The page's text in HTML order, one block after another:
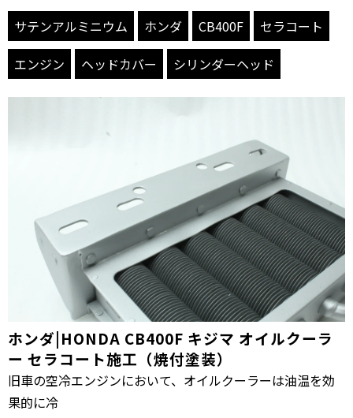
サテンアルミニウム
ホンダ CB400F
セラコート
エンジン
ヘッドカバー シリンダーヘッド
ホンダ|HONDA CB400F キジマ オイルクーラ
ー セラコート施工（焼付塗装）
旧車の空冷エンジンにおいて、オイルクーラーは油温を効
果的に冷